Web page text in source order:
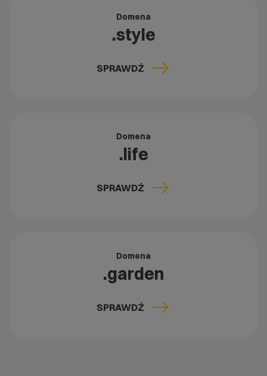
Domena
.style
SPRAWDŹ
Domena
.life
SPRAWDŹ
Domena
.garden
SPRAWDŹ